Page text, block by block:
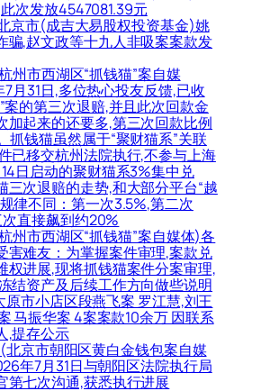
次发放4547081.39元
京市(成吉大易股权投资基金)姚
骗,赵文政等十九人非吸案案款发
州市西湖区“抓钱猫”案自媒
月31日,多位热心投友反馈,已收
案的第三次退赔,并且此次回款金
加起来的还要多,第三次回款比例
抓钱猫虽然属于“聚财猫系”关联
已移交杭州法院执行,不参与上海
日启动的聚财猫系3%集中兑
三次退赔的走势,和大部分平台“越
律不同：第一次3.5%,第二次
直接飙到约20%
州市西湖区“抓钱猫”案自媒体)各
害难友：为掌握案件审理,案款兑
权进展,现将抓钱猫案件分案审理,
结资产及后续工作方向做些说明
原市小店区段燕飞案 罗江慧,刘王
马振华案 4案案款10余万 因联系
,提存公示
北京市朝阳区黄白金钱包案自媒
年7月31日与朝阳区法院执行局
第七次沟通,获悉执行进展